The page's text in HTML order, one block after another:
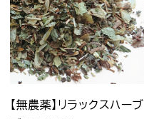
【無農薬】リラックスハーブ